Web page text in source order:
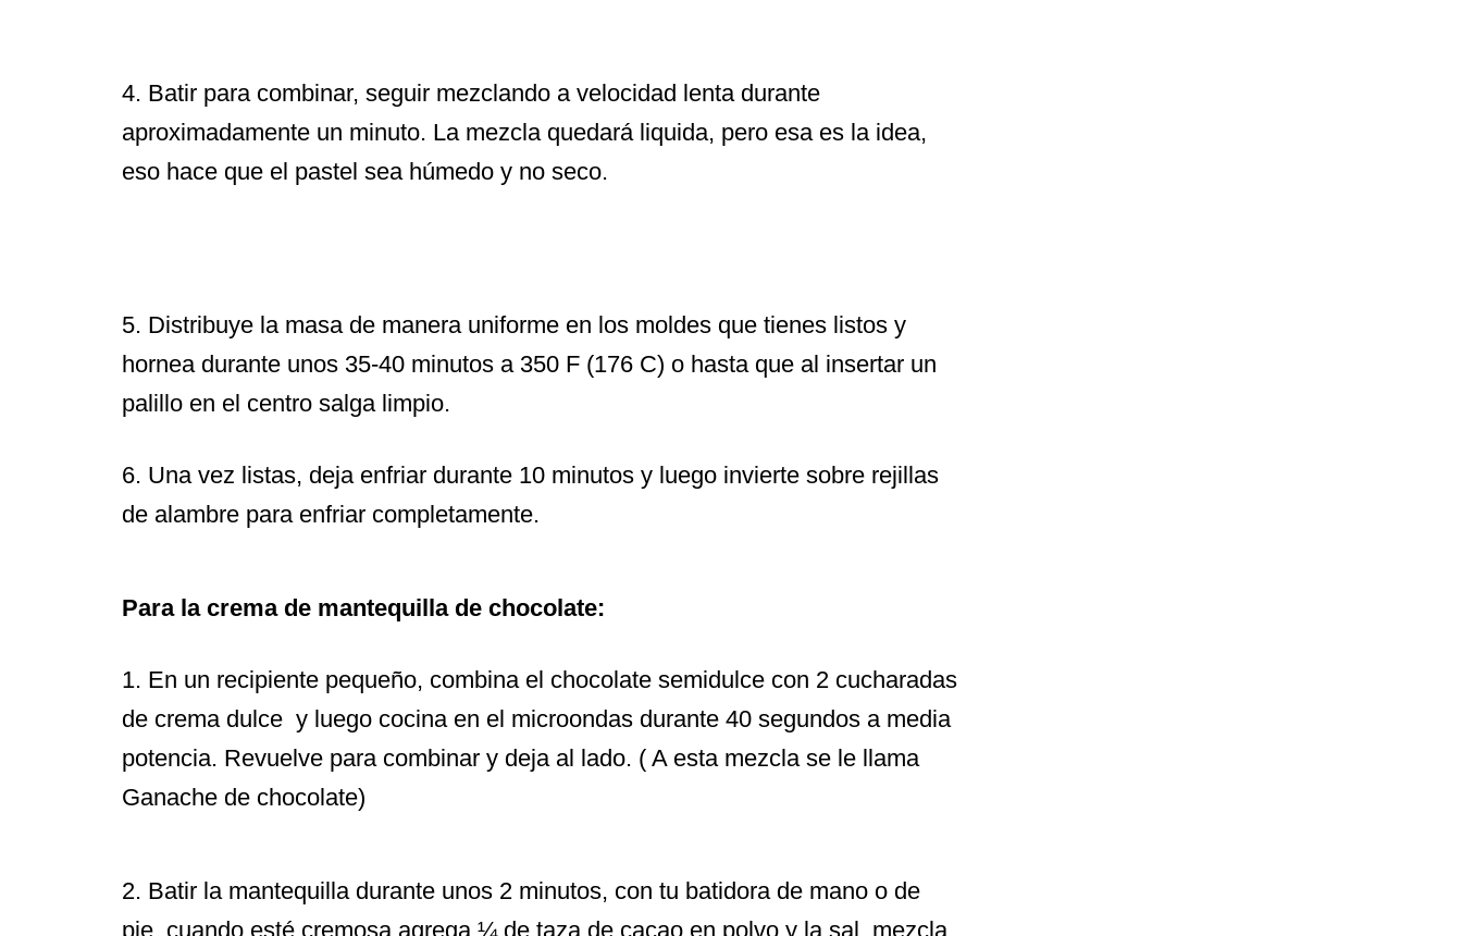
4. Batir para combinar, seguir mezclando a velocidad lenta durante
aproximadamente un minuto. La mezcla quedará liquida, pero esa es la idea,
eso hace que el pastel sea húmedo y no seco.
5. Distribuye la masa de manera uniforme en los moldes que tienes listos y
hornea durante unos 35-40 minutos a 350 F (176 C) o hasta que al insertar un
palillo en el centro salga limpio.
6. Una vez listas, deja enfriar durante 10 minutos y luego invierte sobre rejillas
de alambre para enfriar completamente.
Para la crema de mantequilla de chocolate:
1. En un recipiente pequeño, combina el chocolate semidulce con 2 cucharadas
de crema dulce y luego cocina en el microondas durante 40 segundos a media
potencia. Revuelve para combinar y deja al lado. ( A esta mezcla se le llama
Ganache de chocolate)
2. Batir la mantequilla durante unos 2 minutos, con tu batidora de mano o de
pie, cuando esté cremosa agrega ¼ de taza de cacao en polvo y la sal, mezcla